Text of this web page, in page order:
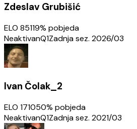
Zdeslav Grubišić
ELO 85119% pobjeda
NeaktivanQ1Zadnja sez. 2026/03
Ivan Čolak_2
ELO 171050% pobjeda
NeaktivanQ1Zadnja sez. 2021/03